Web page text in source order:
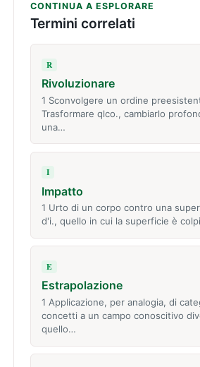
CONTINUA A ESPLORARE
Termini correlati
R
Rivoluzionare
1 Sconvolgere un ordine
Trasformare qlco., cambiarlo
una…
I
Impatto
1 Urto di un corpo contro una
d'i., quello in cui la superficie è
E
Estrapolazione
1 Applicazione, per analogia, di
concetti a un campo conoscitivo
quello…